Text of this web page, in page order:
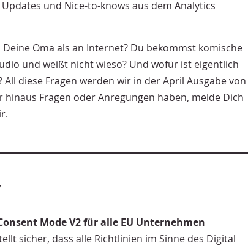
und Nice-to-knows aus dem Analytics
Oma als an Internet? Du bekommst komische
und weißt nicht wieso? Und wofür ist eigentlich
All diese Fragen werden wir in der April Ausgabe von
hinaus Fragen oder Anregungen haben, melde Dich
Mode V2für alle EU Unternehmen
sicher, dass alle Richtlinien im Sinne des Digital